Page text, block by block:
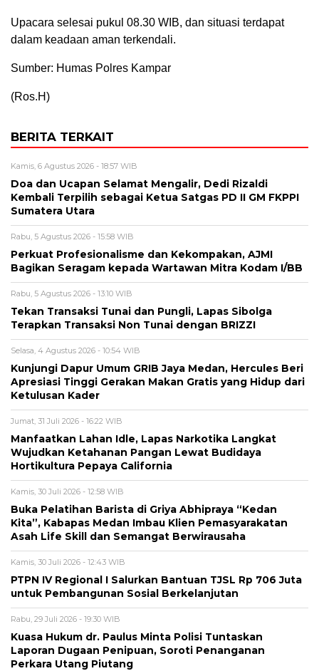
Upacara selesai pukul 08.30 WIB, dan situasi terdapat
dalam keadaan aman terkendali.
Sumber: Humas Polres Kampar
(Ros.H)
BERITA TERKAIT
Kamis, 6 Agustus 2026 - 18:57 WIB
Doa dan Ucapan Selamat Mengalir, Dedi Rizaldi
Kembali Terpilih sebagai Ketua Satgas PD II GM FKPPI
Sumatera Utara
Rabu, 5 Agustus 2026 - 15:58 WIB
Perkuat Profesionalisme dan Kekompakan, AJMI
Bagikan Seragam kepada Wartawan Mitra Kodam I/BB
Rabu, 5 Agustus 2026 - 13:10 WIB
Tekan Transaksi Tunai dan Pungli, Lapas Sibolga
Terapkan Transaksi Non Tunai dengan BRIZZI
Selasa, 4 Agustus 2026 - 10:54 WIB
Kunjungi Dapur Umum GRIB Jaya Medan, Hercules Beri
Apresiasi Tinggi Gerakan Makan Gratis yang Hidup dari
Ketulusan Kader
Jumat, 31 Juli 2026 - 16:22 WIB
Manfaatkan Lahan Idle, Lapas Narkotika Langkat
Wujudkan Ketahanan Pangan Lewat Budidaya
Hortikultura Pepaya California
Kamis, 30 Juli 2026 - 12:58 WIB
Buka Pelatihan Barista di Griya Abhipraya “Kedan
Kita”, Kabapas Medan Imbau Klien Pemasyarakatan
Asah Life Skill dan Semangat Berwirausaha
Kamis, 30 Juli 2026 - 12:43 WIB
PTPN IV Regional I Salurkan Bantuan TJSL Rp 706 Juta
untuk Pembangunan Sosial Berkelanjutan
Rabu, 29 Juli 2026 - 19:30 WIB
Kuasa Hukum dr. Paulus Minta Polisi Tuntaskan
Laporan Dugaan Penipuan, Soroti Penanganan
Perkara Utang Piutang